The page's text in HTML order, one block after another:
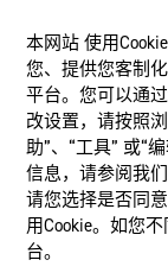
资讯
本网站 使⽤
您、提供您客制
平台。您可以通
改设置，请按照
助”、“⼯具” 或“
信息，请参阅我
请您选择是否同
用Cookie。如您
台。